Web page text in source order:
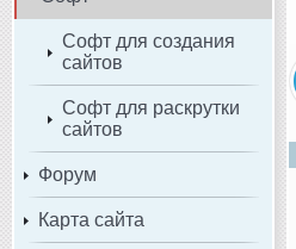
Софт для создания
сайтов
Софт для раскрутки
сайтов
Форум
Карта сайта